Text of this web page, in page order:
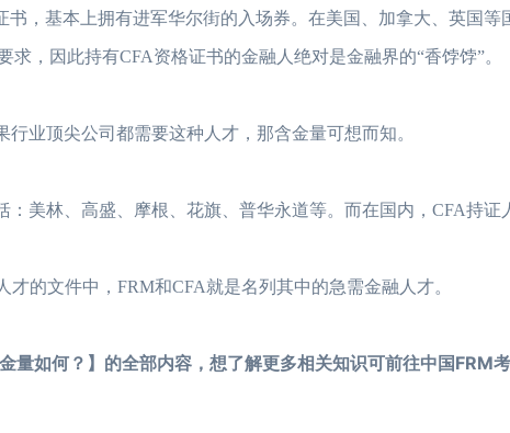
书，基本上拥有进军华尔街的入场券。在美国、加拿大、英国等
，因此持有CFA资格证书的金融人绝对是金融界的“香饽饽”。
业顶尖公司都需要这种人才，那含金量可想而知。
美林、高盛、摩根、花旗、普华永道等。而在国内，CFA持证
才的文件中，FRM和CFA就是名列其中的急需金融人才。
如何？】的全部内容，想了解更多相关知识可前往中国FRM考